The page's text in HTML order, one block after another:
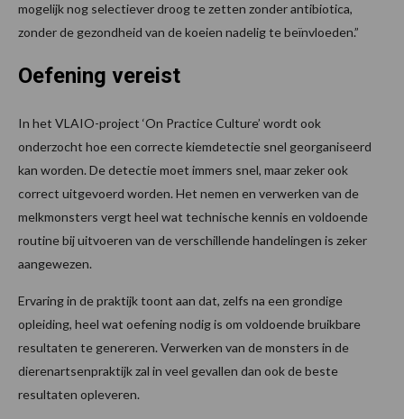
mogelijk nog selectiever droog te zetten zonder antibiotica,
zonder de gezondheid van de koeien nadelig te beïnvloeden.”
Oefening vereist
In het VLAIO-project ‘On Practice Culture’ wordt ook
onderzocht hoe een correcte kiemdetectie snel georganiseerd
kan worden. De detectie moet immers snel, maar zeker ook
correct uitgevoerd worden. Het nemen en verwerken van de
melkmonsters vergt heel wat technische kennis en voldoende
routine bij uitvoeren van de verschillende handelingen is zeker
aangewezen.
Ervaring in de praktijk toont aan dat, zelfs na een grondige
opleiding, heel wat oefening nodig is om voldoende bruikbare
resultaten te genereren. Verwerken van de monsters in de
dierenartsenpraktijk zal in veel gevallen dan ook de beste
resultaten opleveren.